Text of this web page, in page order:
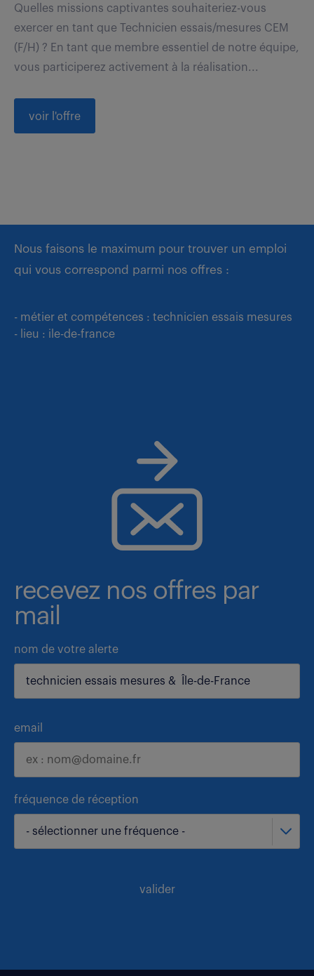
Quelles missions captivantes souhaiteriez-vous
exercer en tant que Technicien essais/mesures CEM
(F/H) ? En tant que membre essentiel de notre équipe,
vous participerez activement à la réalisation...
voir l'offre
Nous faisons le maximum pour trouver un emploi
qui vous correspond parmi nos offres :
- métier et compétences : technicien essais mesures
- lieu : ile-de-france
recevez nos offres par
mail
nom de votre alerte
email
fréquence de réception
- sélectionner une fréquence -
valider